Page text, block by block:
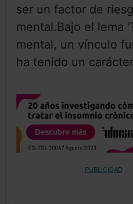
ser un factor de
mental.Bajo el lema
mental, un vínculo
ha tenido un
PUBLICIDAD